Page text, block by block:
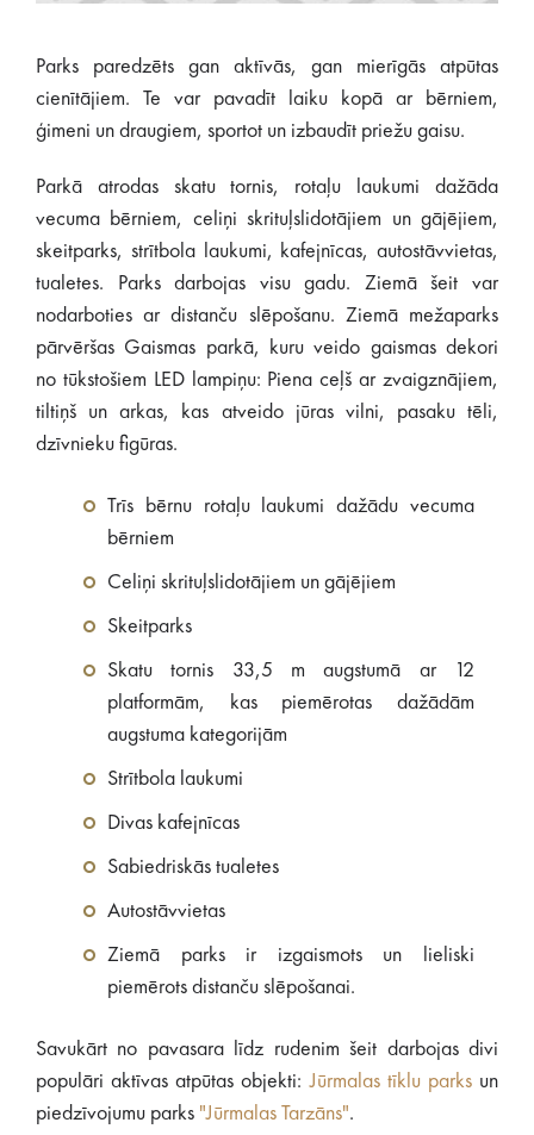
Parks paredzēts gan aktīvās, gan mierīgās atpūtas
cienītājiem. Te var pavadīt laiku kopā ar bērniem,
ģimeni un draugiem, sportot un izbaudīt priežu gaisu.
Parkā atrodas skatu tornis, rotaļu laukumi dažāda
vecuma bērniem, celiņi skrituļslidotājiem un gājējiem,
skeitparks, strītbola laukumi, kafejnīcas, autostāvvietas,
tualetes. Parks darbojas visu gadu. Ziemā šeit var
nodarboties ar distanču slēpošanu. Ziemā mežaparks
pārvēršas Gaismas parkā, kuru veido gaismas dekori
no tūkstošiem LED lampiņu: Piena ceļš ar zvaigznājiem,
tiltiņš un arkas, kas atveido jūras vilni, pasaku tēli,
dzīvnieku figūras.
Trīs bērnu rotaļu laukumi dažādu vecuma
bērniem
Celiņi skrituļslidotājiem un gājējiem
Skeitparks
Skatu tornis 33,5 m augstumā ar 12
platformām, kas piemērotas dažādām
augstuma kategorijām
Strītbola laukumi
Divas kafejnīcas
Sabiedriskās tualetes
Autostāvvietas
Ziemā parks ir izgaismots un lieliski
piemērots distanču slēpošanai.
Savukārt no pavasara līdz rudenim šeit darbojas divi
populāri aktīvas atpūtas objekti:Jūrmalas tīklu parksun
piedzīvojumu parks "Jūrmalas Tarzāns".